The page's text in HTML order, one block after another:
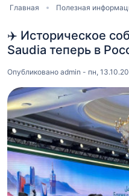
Строка
навигации
Главная Полезная
✈️ Историческое
Saudia теперь в
Опубликовано admin - пн,